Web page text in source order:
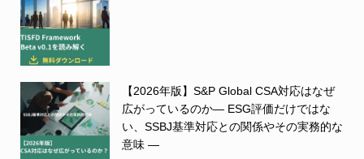
【2026年版】S&P Global CSA対応はなぜ
広がっているのか― ESG評価だけではな
い、SSBJ基準対応との関係やその実務的な
意味 ―